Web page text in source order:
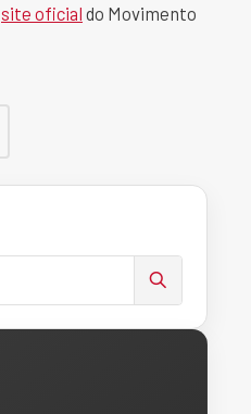
site oficial do Movimento